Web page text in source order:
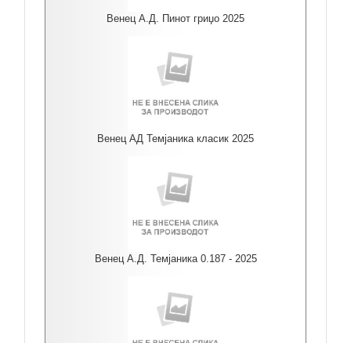
Венец А.Д. Пинот гриџо 2025
Венец АД Темјаника класик 2025
Венец А.Д. Темјаника 0.187 - 2025